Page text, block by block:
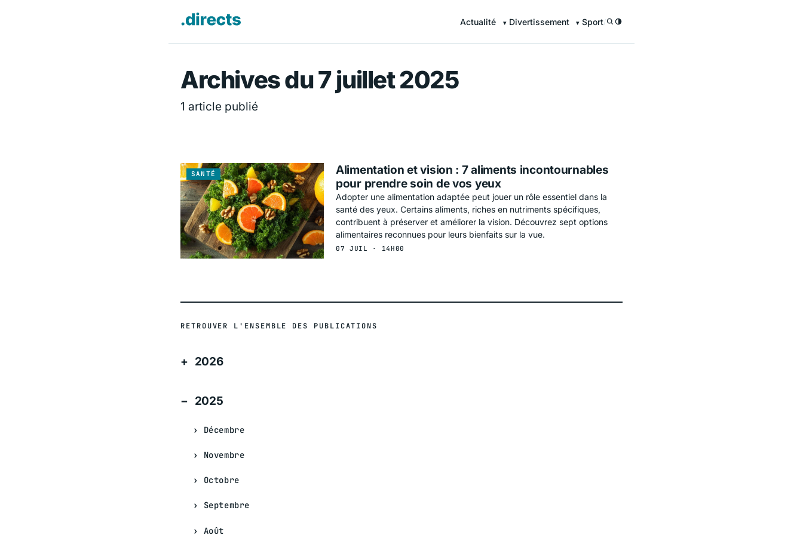
Directs.fr — Information en continu
Actualité Divertissement Sport/
Archives du 7 juillet 2025
1 article publié
SANTÉ
Alimentation et vision : 7 aliments incontournables
pour prendre soin de vos yeux
Adopter une alimentation adaptée peut jouer un rôle essentiel dans la
santé des yeux. Certains aliments, riches en nutriments spécifiques,
contribuent à préserver et améliorer la vision. Découvrez sept options
alimentaires reconnues pour leurs bienfaits sur la vue.
07 JUIL · 14H00
RETROUVER L'ENSEMBLE DES PUBLICATIONS
2026
2025
Décembre
Novembre
Octobre
Septembre
Août